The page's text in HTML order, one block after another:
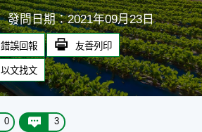
發問日期：2021年09月23日
錯誤回報 友善列印
以文找文
0 3